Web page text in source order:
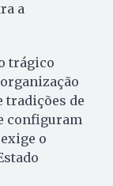
a
trágico
tradições de
configuram
o